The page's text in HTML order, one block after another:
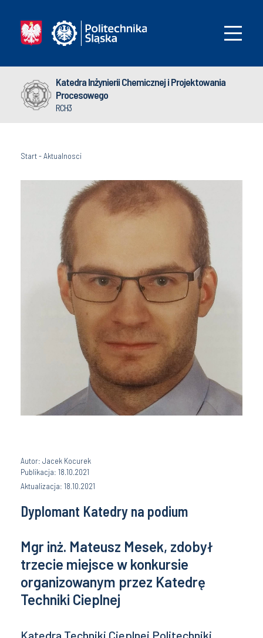
Katedra Inżynierii Chemicznej i Projektowania
Procesowego
RCH3
Start-Aktualnosci
Autor: Jacek Kocurek
Publikacja: 18.10.2021
Aktualizacja: 18.10.2021
Dyplomant Katedry na podium
Mgr inż. Mateusz Mesek, zdobył
trzecie miejsce w konkursie
organizowanym przez Katedrę
Techniki Cieplnej
Katedra Techniki Cieplnej Politechniki